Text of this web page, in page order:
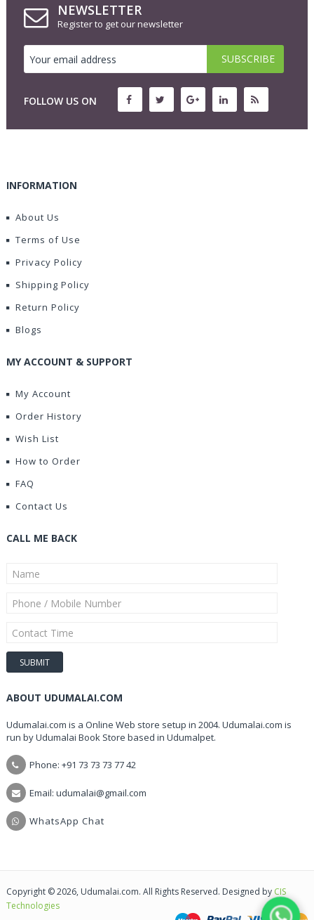
NEWSLETTER
Register to get our newsletter
FOLLOW US ON
INFORMATION
About Us
Terms of Use
Privacy Policy
Shipping Policy
Return Policy
Blogs
MY ACCOUNT & SUPPORT
My Account
Order History
Wish List
How to Order
FAQ
Contact Us
CALL ME BACK
ABOUT UDUMALAI.COM
Udumalai.com is a Online Web store setup in 2004. Udumalai.com is
run by Udumalai Book Store based in Udumalpet.
Phone: +91 73 73 73 77 42
Email: udumalai@gmail.com
WhatsApp Chat
Copyright © 2026, Udumalai.com. All Rights Reserved. Designed by CIS
Technologies